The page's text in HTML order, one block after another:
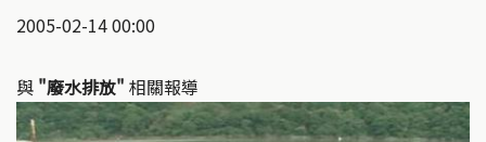
2005-02-14 00:00
與 "廢水排放" 相關報導